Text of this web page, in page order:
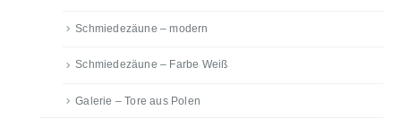
Schmiedezäune – modern
Schmiedezäune – Farbe Weiß
Galerie – Tore aus Polen